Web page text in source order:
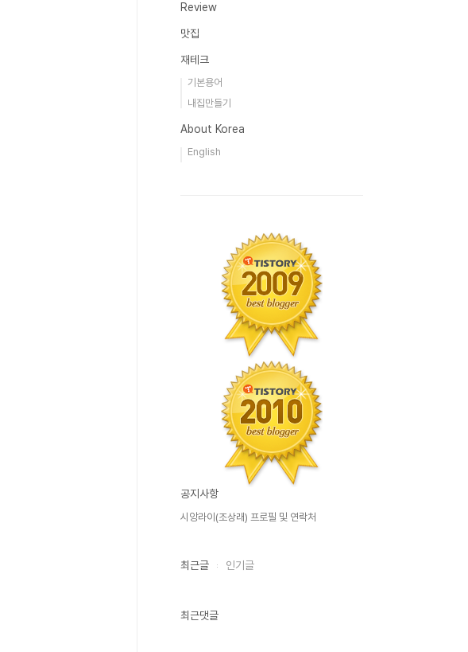
Review
맛집
재테크
기본용어
내집만들기
About Korea
English
공지사항
시앙라이(조상래) 프로필 및 연락처
최근글 인기글
최근댓글